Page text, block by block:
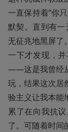
一直保持着“你
默契。直到有
无征兆地黑屏了
一下才发现，
——这是我曾经
玩，结果这次居
验主义让我本能
累了在向我抗
了。可随着时间